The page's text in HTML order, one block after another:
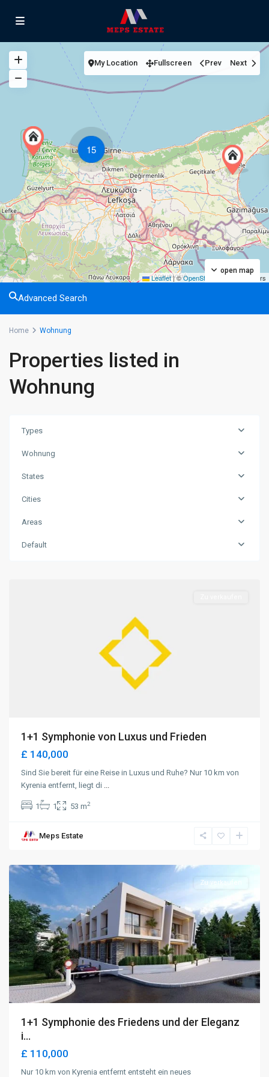
15
Leaflet|©OpenStreetMap contributors
open map
My Location Fullscreen Prev Next
Advanced Search
Home Wohnung
Properties listed in
Wohnung
Types
Wohnung
States
Cities
Areas
Default
1+1 Symphonie von Luxus und Frieden
£ 140,000
Sind Sie bereit für eine Reise in Luxus und Ruhe? Nur 10 km von
Kyrenia entfernt, liegt di ...
1 1 53 m2
Meps Estate
Alsancak,
Zu verkaufen
1+1 Symphonie des Friedens und der Eleganz
i...
£ 110,000
Nur 10 km von Kyrenia entfernt entsteht ein neues